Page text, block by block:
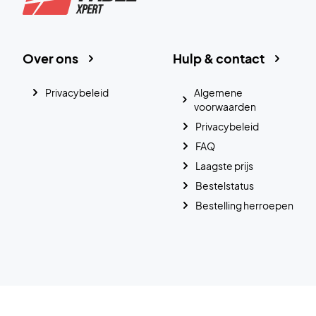
Hulp & contact
Algemene
voorwaarden
Privacybeleid
FAQ
Laagste prijs
Bestelstatus
Bestelling herroepen
Over ons
Privacybeleid